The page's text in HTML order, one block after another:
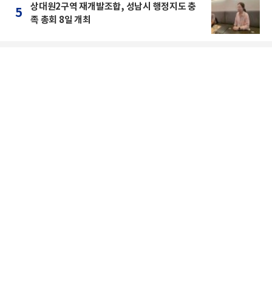
5
상대원2구역 재개발조합, 성남시 행정지도 충
족 총회 8일 개최